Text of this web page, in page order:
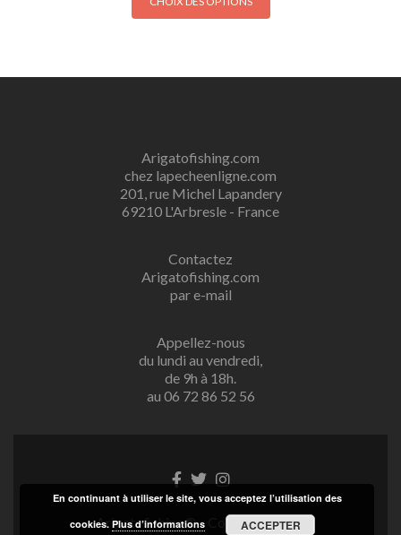
Arigatofishing.com
chez lapecheenligne.com
201, rue Michel Lapandery
69210 L'Arbresle - France
Contactez
Arigatofishing.com
par e-mail
Appellez-nous
du lundi au vendredi,
de 9h à 18h.
au 06 72 86 52 56
Lien
Facebook
Lien
Twitter
Lien
Instagram
Arigatofishing® - Copyright 2025
En continuant à utiliser le site, vous acceptez l’utilisation des
cookies.Plus d’informations ACCEPTER